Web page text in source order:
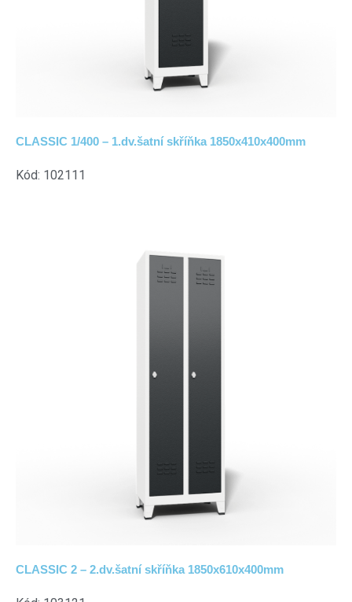
CLASSIC 1/400 – 1.dv.šatní skříňka 1850x410x400mm
Kód: 102111
CLASSIC 2 – 2.dv.šatní skříňka 1850x610x400mm